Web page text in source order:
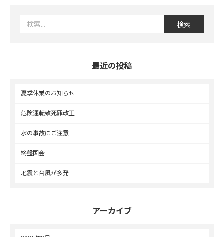
最近の投稿
夏季休業のお知らせ
危険運転致死罪改正
水の事故にご注意
終盤国会
地震と台風が多発
アーカイブ